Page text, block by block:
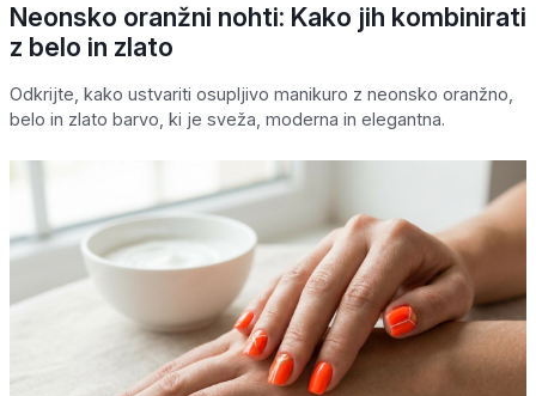
Neonsko oranžni nohti: Kako jih kombinirati
z belo in zlato
Odkrijte, kako ustvariti osupljivo manikuro z neonsko oranžno,
belo in zlato barvo, ki je sveža, moderna in elegantna.